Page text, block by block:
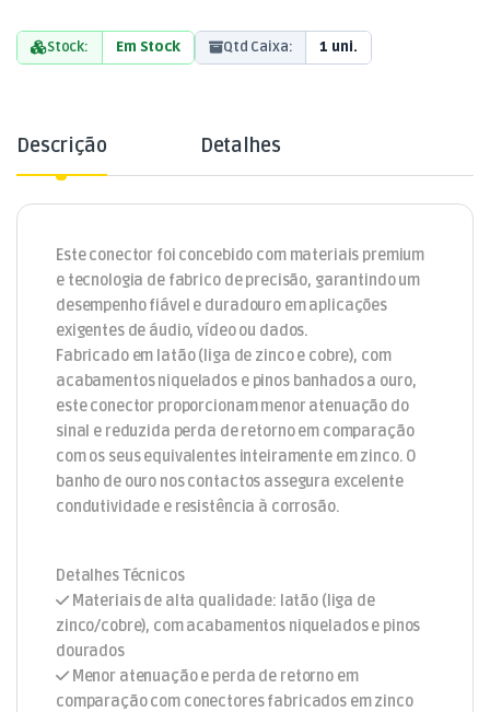
Stock: Em Stock Qtd Caixa: 1 uni.
Descrição Detalhes
Este conector foi concebido com materiais premium
e tecnologia de fabrico de precisão, garantindo um
desempenho fiável e duradouro em aplicações
exigentes de áudio, vídeo ou dados.
Fabricado em latão (liga de zinco e cobre), com
acabamentos niquelados e pinos banhados a ouro,
este conector proporcionam menor atenuação do
sinal e reduzida perda de retorno em comparação
com os seus equivalentes inteiramente em zinco. O
banho de ouro nos contactos assegura excelente
condutividade e resistência à corrosão.
Detalhes Técnicos
Materiais de alta qualidade: latão (liga de
zinco/cobre), com acabamentos niquelados e pinos
dourados
Menor atenuação e perda de retorno em
comparação com conectores fabricados em zinco